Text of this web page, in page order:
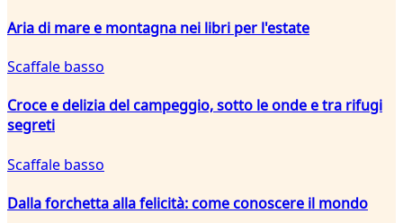
Aria di mare e montagna nei libri per l'estate
Scaffale basso
Croce e delizia del campeggio, sotto le onde e tra rifugi
segreti
Scaffale basso
Dalla forchetta alla felicità: come conoscere il mondo